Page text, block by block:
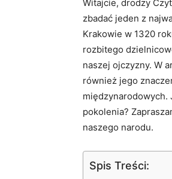
Witajcie, drodzy
⁤zbadać jeden z
Krakowie w 1320
rozbitego
naszej ojczyzny. W
również jego
międzynarodowych.
pokolenia?
naszego narodu.
Spis Treści: